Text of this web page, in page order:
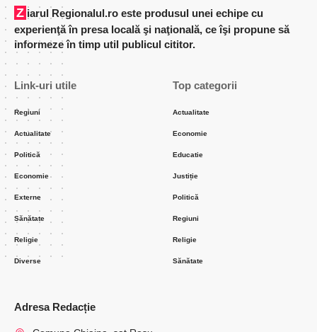
Ziarul Regionalul.ro este produsul unei echipe cu
experienţă în presa locală şi naţională, ce îşi propune să
informeze în timp util publicul cititor.
Link-uri utile
Regiuni
Actualitate
Politică
Economie
Externe
Sănătate
Religie
Diverse
Top categorii
Actualitate
Economie
Educatie
Justiție
Politică
Regiuni
Religie
Sănătate
Adresa Redacție